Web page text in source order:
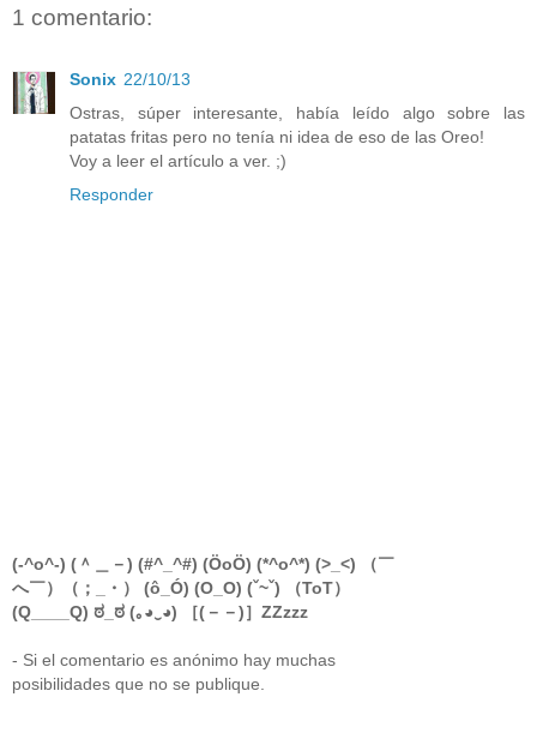
1 comentario:
Sonix 22/10/13
Ostras, súper interesante, había leído algo sobre las
patatas fritas pero no tenía ni idea de eso de las Oreo!
Voy a leer el artículo a ver. ;)
Responder
(-^o^-) (＾＿－) (#^_^#) (ÖoÖ) (*^o^*) (>_<) （￣
へ￣）（；_・） (ô_Ó) (O_O) (ˇ~ˇ) （ToT）
(Q____Q) ಠ_ಠ (｡◕‿◕) ［(－－)］ZZzzz
- Si el comentario es anónimo hay muchas
posibilidades que no se publique.